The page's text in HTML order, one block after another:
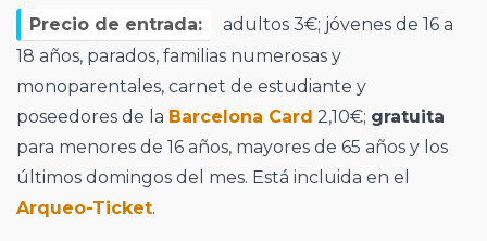
Precio de entrada:
adultos 3€; jóvenes de 16 a
18 años, parados, familias numerosas y
monoparentales, carnet de estudiante y
poseedores de la Barcelona Card 2,10€; gratuita
para menores de 16 años, mayores de 65 años y los
últimos domingos del mes. Está incluida en el
Arqueo-Ticket.